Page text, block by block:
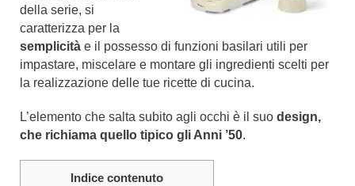
della serie, si
caratterizza per la
semplicità e il possesso di funzioni basilari utili per
impastare, miscelare e montare gli ingredienti scelti per
la realizzazione delle tue ricette di cucina.
L’elemento che salta subito agli occhi è il suo design,
che richiama quello tipico gli Anni ’50.
Indice contenuto